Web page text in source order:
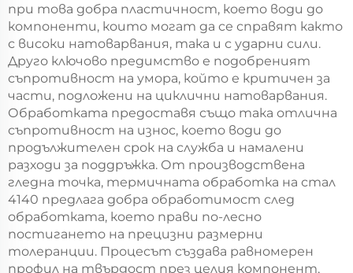
при това добра пластичност, което води до
компоненти, които могат да се справят както
с високи натоварвания, така и с ударни сили.
Друго ключово предимство е подобреният
съпротивност на умора, който е критичен за
части, подложени на циклични натоварвания.
Обработката предоставя също така отлична
съпротивност на износ, което води до
продължителен срок на служба и намалени
разходи за поддръжка. От производствена
гледна точка, термичната обработка на стал
4140 предлага добра обработимост след
обработката, което прави по-лесно
постигането на прецизни размерни
толеранции. Процесът създава равномерен
профил на твърдост през целия компонент,